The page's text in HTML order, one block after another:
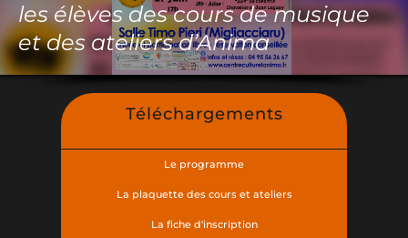
les élèves des cours de musique
et des ateliers d’Anima
Téléchargements
Le programme
La plaquette des cours et ateliers
La fiche d'inscription